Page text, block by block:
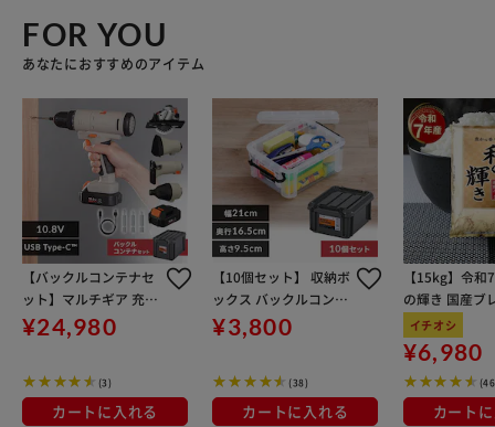
FOR YOU
あなたにおすすめのアイテム
【バックルコンテナセ
ット】マルチギア 充電
式ドリルドライバー5
点セット +バックルコ
S
¥24,980
(3)
カートに入れる
【10個セット】 収納ボ
ックス バックルコンテ
ナ BL-1.5R チャコール
グレー
¥3,800
(38)
カートに入れる
【15kg】令和
の輝き 国産ブ
kg×3袋
イチオシ
¥6,980
カート